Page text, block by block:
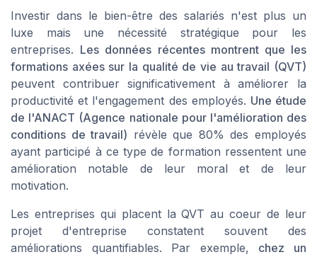
Investir dans le bien-être des salariés n'est plus un
luxe mais une nécessité stratégique pour les
entreprises. Les données récentes montrent que les
formations axées sur la qualité de vie au travail (QVT)
peuvent contribuer significativement à améliorer la
productivité et l'engagement des employés. Une étude
de l'ANACT (Agence nationale pour l'amélioration des
conditions de travail) révèle que 80% des employés
ayant participé à ce type de formation ressentent une
amélioration notable de leur moral et de leur
motivation.
Les entreprises qui placent la QVT au coeur de leur
projet d'entreprise constatent souvent des
améliorations quantifiables. Par exemple, chez un